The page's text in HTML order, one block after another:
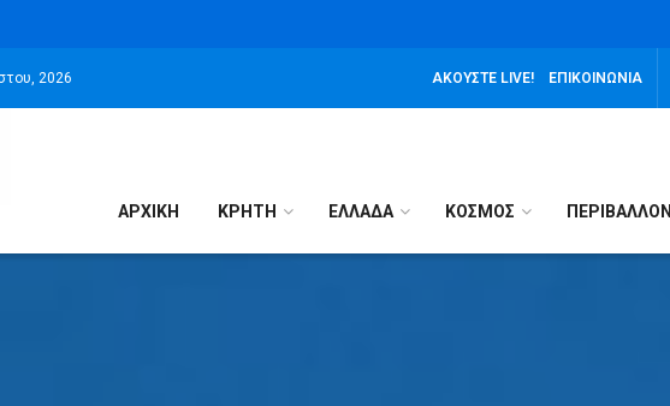
2026 ΑΚΟΎΣΤΕ LIVE! ΕΠΙΚΟΙΝΩΝΊΑ
ΑΡΧΙΚΉ ΚΡΗΤΗ ΕΛΛΑΔΑ ΚΟΣΜΟΣ ΠΕΡΙΒΑΛΛΟΝ